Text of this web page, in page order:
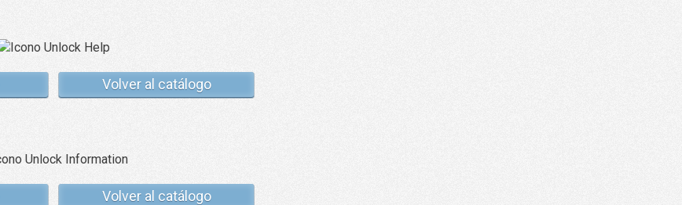
Volver al catálogo
Volver al catálogo